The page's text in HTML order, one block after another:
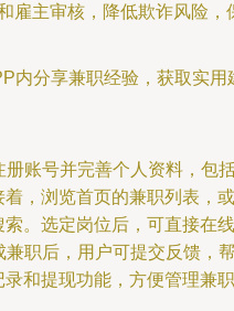
雇主审核，降低欺诈风险，
内分享兼职经验，获取实用
账号并完善个人资料，包
，浏览首页的兼职列表，或
。选定岗位后，可直接在线
职后，用户可提交反馈，
和提现功能，方便管理兼职